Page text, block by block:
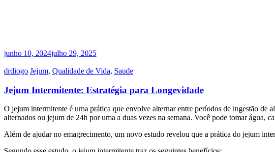
junho 10, 2024julho 29, 2025
drdiogo Jejum, Qualidade de Vida, Saude
Jejum Intermitente: Estratégia para Longevidade
O jejum intermitente é uma prática que envolve alternar entre períodos de ingestão
alternados ou jejum de 24h por uma a duas vezes na semana. Você pode tomar água,
Além de ajudar no emagrecimento, um novo estudo revelou que a prática do jejum